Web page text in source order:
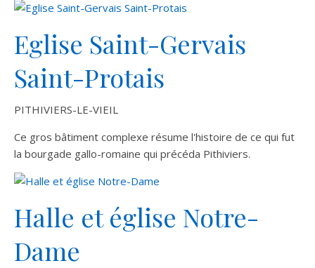
Eglise Saint-Gervais
Saint-Protais
PITHIVIERS-LE-VIEIL
Ce gros bâtiment complexe résume l'histoire de ce qui fut
la bourgade gallo-romaine qui précéda Pithiviers.
Halle et église Notre-
Dame